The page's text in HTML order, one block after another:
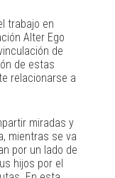
trabajo en
Alter Ego
de
de estas
relacionarse a
miradas y
mientras se va
por un lado de
hijos por el